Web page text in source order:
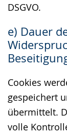
DSGVO.
e) Dauer
Cookies
gespeichert
übermittelt.
volle